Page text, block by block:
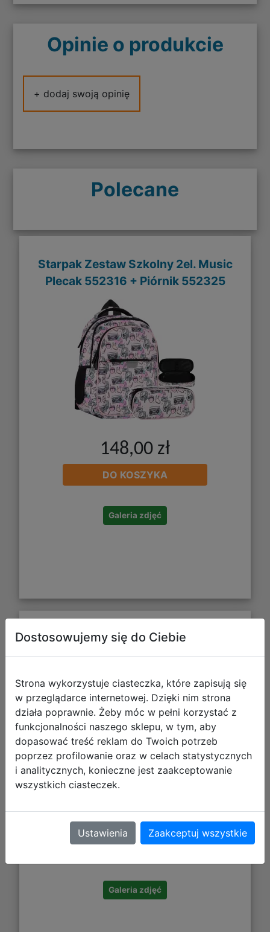
Opinie o produkcie
+ dodaj swoją opinię
Polecane
Starpak Zestaw Szkolny 2el. Music
Plecak 552316 + Piórnik 552325
148,00 zł
DO KOSZYKA
Galeria zdjęć
Starpak Zestaw Szkolny 2el. Cool
Plecak 550880 + Piórnik 550904
121,80 zł
Galeria zdjęć
Dostosowujemy się do Ciebie
Strona wykorzystuje ciasteczka, które zapisują się
w przeglądarce internetowej. Dzięki nim strona
działa poprawnie. Żeby móc w pełni korzystać z
funkcjonalności naszego sklepu, w tym, aby
dopasować treść reklam do Twoich potrzeb
poprzez profilowanie oraz w celach statystycznych
i analitycznych, konieczne jest zaakceptowanie
wszystkich ciasteczek.
Ustawienia Zaakceptuj wszystkie